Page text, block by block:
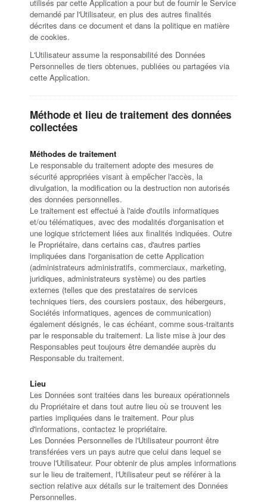
utilisés par cette Application a pour but de fournir le Service
demandé par l'Utilisateur, en plus des autres finalités
décrites dans ce document et dans la politique en matière
de cookies.
L'Utilisateur assume la responsabilité des Données
Personnelles de tiers obtenues, publiées ou partagées via
cette Application.
Méthode et lieu de traitement des données
collectées
Méthodes de traitement
Le responsable du traitement adopte des mesures de
sécurité appropriées visant à empêcher l'accès, la
divulgation, la modification ou la destruction non autorisés
des données personnelles.
Le traitement est effectué à l'aide d'outils informatiques
et/ou télématiques, avec des modalités d'organisation et
une logique strictement liées aux finalités indiquées. Outre
le Propriétaire, dans certains cas, d'autres parties
impliquées dans l'organisation de cette Application
(administrateurs administratifs, commerciaux, marketing,
juridiques, administrateurs système) ou des parties
externes (telles que des prestataires de services
techniques tiers, des coursiers postaux, des hébergeurs,
Sociétés informatiques, agences de communication)
également désignés, le cas échéant, comme sous-traitants
par le responsable du traitement. La liste mise à jour des
Responsables peut toujours être demandée auprès du
Responsable du traitement.
Lieu
Les Données sont traitées dans les bureaux opérationnels
du Propriétaire et dans tout autre lieu où se trouvent les
parties impliquées dans le traitement. Pour plus
d'informations, contactez le propriétaire.
Les Données Personnelles de l'Utilisateur pourront être
transférées vers un pays autre que celui dans lequel se
trouve l'Utilisateur. Pour obtenir de plus amples informations
sur le lieu de traitement, l'Utilisateur peut se référer à la
section relative aux détails sur le traitement des Données
Personnelles.